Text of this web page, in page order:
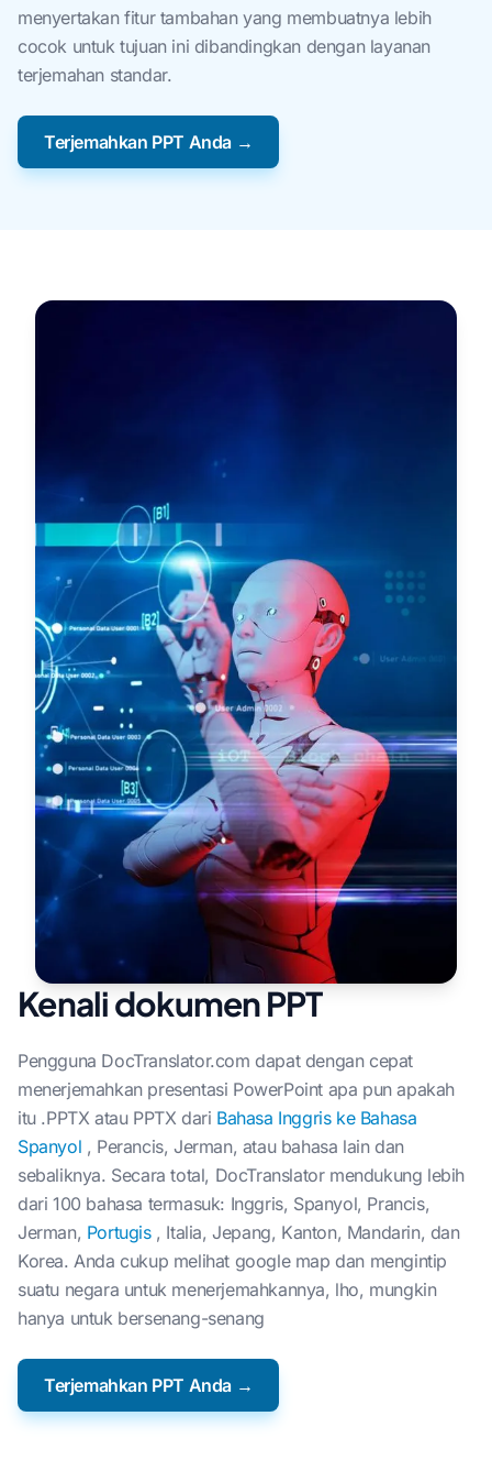
menyertakan fitur tambahan yang membuatnya lebih
cocok untuk tujuan ini dibandingkan dengan layanan
terjemahan standar.
Terjemahkan PPT Anda →
Kenali dokumen PPT
Pengguna DocTranslator.com dapat dengan cepat
menerjemahkan presentasi PowerPoint apa pun apakah
itu .PPTX atau PPTX dari Bahasa Inggris ke Bahasa
Spanyol , Perancis, Jerman, atau bahasa lain dan
sebaliknya. Secara total, DocTranslator mendukung lebih
dari 100 bahasa termasuk: Inggris, Spanyol, Prancis,
Jerman, Portugis, Italia, Jepang, Kanton, Mandarin, dan
Korea. Anda cukup melihat google map dan mengintip
suatu negara untuk menerjemahkannya, lho, mungkin
hanya untuk bersenang-senang
Terjemahkan PPT Anda →